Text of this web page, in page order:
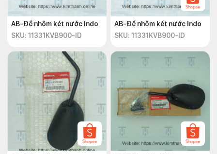
AB-Đế nhôm két nước Indo
SKU: 11331KVB900-ID
AB-Đế nhôm két nước Indo
SKU: 11331KVB900-ID